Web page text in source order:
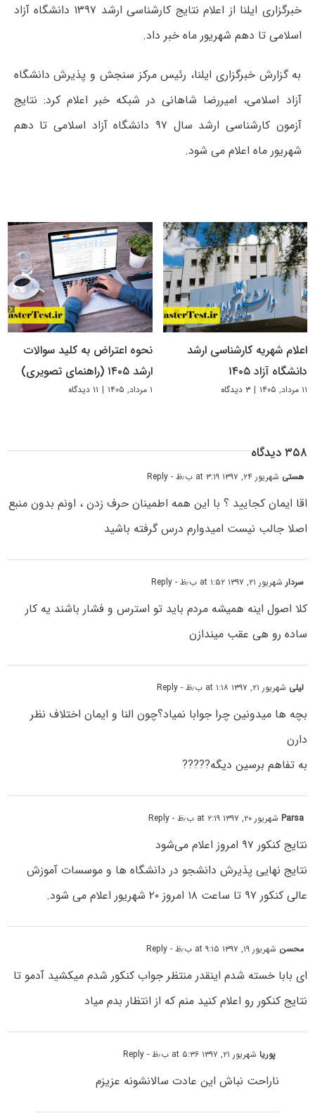
خبرگزاری ایلنا از اعلام نتایج کارشناسی ارشد ۱۳۹۷ دانشگاه آزاد
اسلامی تا دهم شهریور ماه خبر داد‌.
به گزارش خبرگزاری ایلنا، رئیس مرکز سنجش و پذیرش دانشگاه
آزاد اسلامی، امیررضا شاهانی در شبکه خبر اعلام کرد: نتایج
آزمون کارشناسی ارشد سال ۹۷ دانشگاه آزاد اسلامی تا دهم
شهریور ماه اعلام می شود.
اعلام شهریه کارشناسی ارشد
دانشگاه آزاد ۱۴۰۵
۱۱ مرداد, ۱۴۰۵ | ۳ دیدگاه
نحوه اعتراض به کلید سوالات
ارشد ۱۴۰۵ (راهنمای تصویری)
۱ مرداد, ۱۴۰۵ | ۱۱ دیدگاه
۳۵۸ دیدگاه
هستی شهریور ۲۴, ۱۳۹۷ at ۳:۱۹ ب٫ظ - Reply
اقا ایمان کجایید ؟ با این همه اطمینان حرف زدن ، اونم بدون منبع
اصلا جالب نیست امیدوارم درس گرفته باشید
سردار شهریور ۲۱, ۱۳۹۷ at ۱:۵۲ ب٫ظ - Reply
کلا اصول اینه همیشه مردم باید تو استرس و فشار باشند یه کار
ساده رو هی عقب میندازن
لیلی شهریور ۲۱, ۱۳۹۷ at ۱:۱۸ ب٫ظ - Reply
بچه ها میدونین چرا جوابا نمیاد؟چون النا و ایمان اختلاف نظر
دارن
به تفاهم برسین دیگه?????
Parsaشهریور ۲۰, ۱۳۹۷ at ۲:۱۹ ب٫ظ - Reply
نتایج کنکور ۹۷ امروز اعلام می‌شود
نتایج نهایی پذیرش دانشجو در دانشگاه ها و موسسات آموزش
عالی کنکور ۹۷ تا ساعت ۱۸ امروز ۲۰ شهریور اعلام می شود.
محسن شهریور ۱۹, ۱۳۹۷ at ۹:۱۵ ب٫ظ - Reply
ای بابا خسته شدم اینقدر منتظر جواب کنکور شدم میکشید آدمو تا
نتایج کنکور رو اعلام کنید منم که از انتظار بدم میاد
پوریاشهریور ۲۱, ۱۳۹۷ at ۵:۳۶ ب٫ظ - Reply
ناراحت نباش این عادت سالانشونه عزیزم